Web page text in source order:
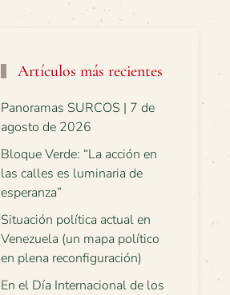
Artículos más recientes
Panoramas SURCOS | 7 de
agosto de 2026
Bloque Verde: “La acción en
las calles es luminaria de
esperanza”
Situación política actual en
Venezuela (un mapa político
en plena reconfiguración)
En el Día Internacional de los